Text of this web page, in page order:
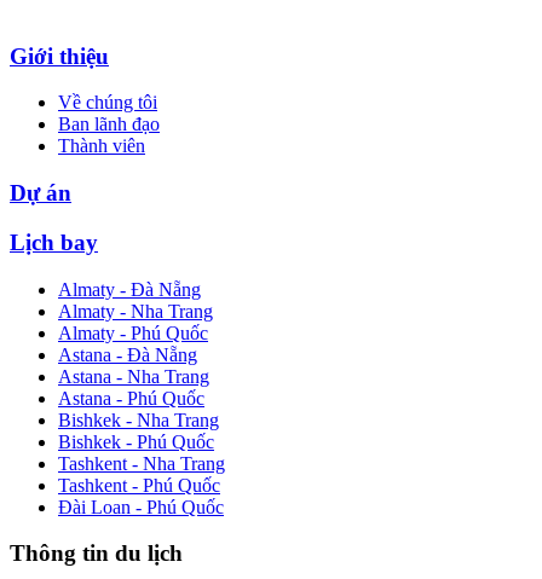
Giới thiệu
Về chúng tôi
Ban lãnh đạo
Thành viên
Dự án
Lịch bay
Almaty - Đà Nẵng
Almaty - Nha Trang
Almaty - Phú Quốc
Astana - Đà Nẵng
Astana - Nha Trang
Astana - Phú Quốc
Bishkek - Nha Trang
Bishkek - Phú Quốc
Tashkent - Nha Trang
Tashkent - Phú Quốc
Đài Loan - Phú Quốc
Thông tin du lịch